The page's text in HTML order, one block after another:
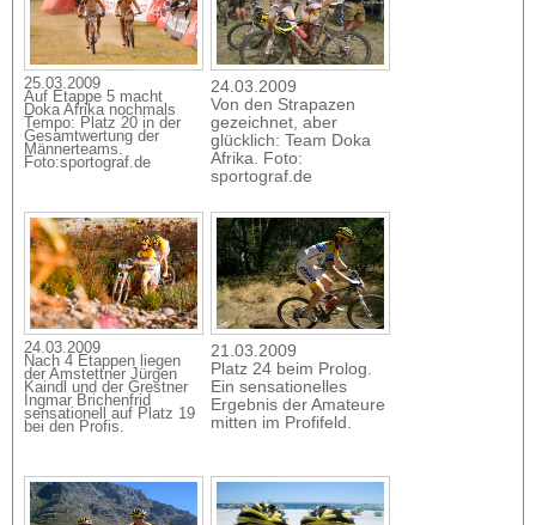
25.03.2009
Auf Etappe 5 macht
Doka Afrika nochmals
Tempo: Platz 20 in der
Gesamtwertung der
Männerteams.
Foto:sportograf.de
24.03.2009
Von den Strapazen
gezeichnet, aber
glücklich: Team Doka
Afrika. Foto:
sportograf.de
24.03.2009
Nach 4 Etappen liegen
der Amstettner Jürgen
Kaindl und der Grestner
Ingmar Brichenfrid
sensationell auf Platz 19
bei den Profis.
21.03.2009
Platz 24 beim Prolog.
Ein sensationelles
Ergebnis der Amateure
mitten im Profifeld.